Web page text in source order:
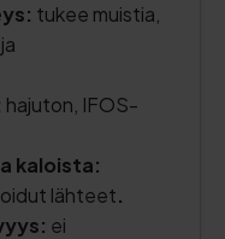
tukee muistia,
hajuton, IFOS-
kaloista:
lähteet.
ei